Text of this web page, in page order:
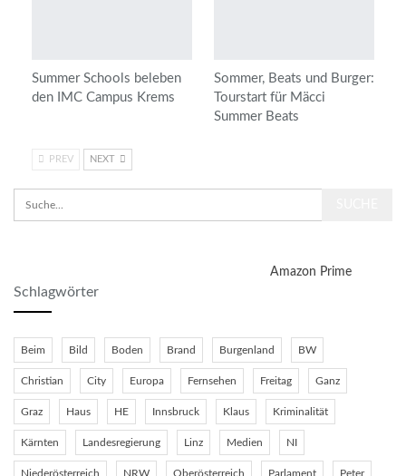
Summer Schools beleben
den IMC Campus Krems
Sommer, Beats und Burger:
Tourstart für Mäcci
Summer Beats
PREV NEXT
Amazon Prime
Schlagwörter
Beim Bild Boden Brand Burgenland BW
Christian City Europa Fernsehen Freitag Ganz
Graz Haus HE Innsbruck Klaus Kriminalität
Kärnten Landesregierung Linz Medien NI
Niederösterreich NRW Oberösterreich Parlament Peter